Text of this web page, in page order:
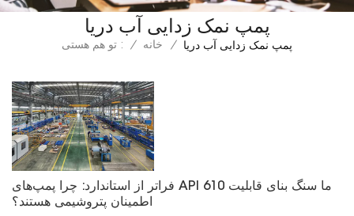
پمپ نمک زدایی آب دریا
تو هم هستی : / خانه / پمپ نمک زدایی آب دریا
فراتر از استاندارد: چرا پمپ‌های API 610 ما سنگ بنای قابلیت
اطمینان پتروشیمی هستند؟